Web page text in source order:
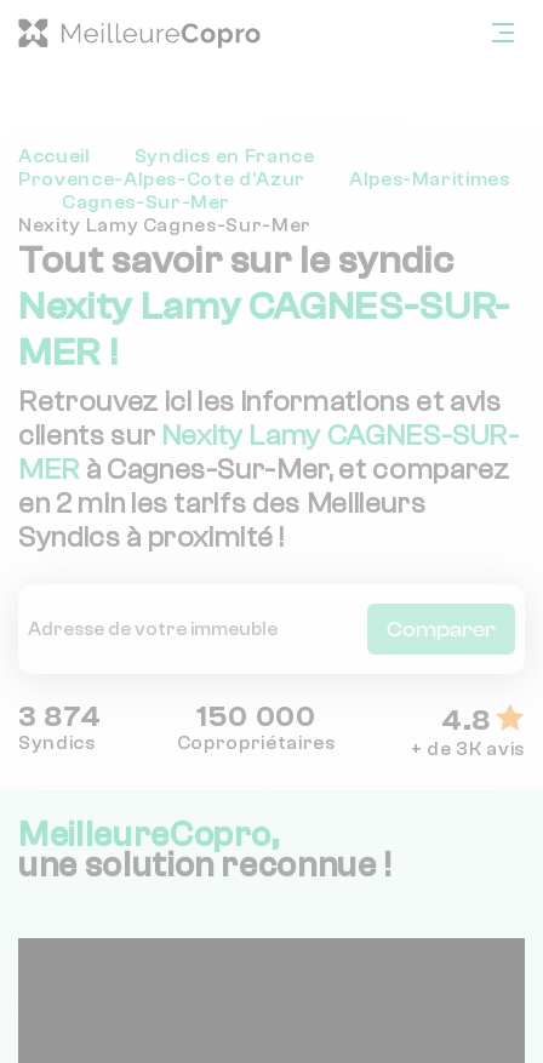
Accueil
Syndics en France
Provence-Alpes-Cote d'Azur
Alpes-Maritimes
Cagnes-Sur-Mer
Nexity Lamy Cagnes-Sur-Mer
Tout savoir sur le syndic
Nexity Lamy CAGNES-SUR-
MER !
Retrouvez ici les informations et avis
clients sur Nexity Lamy CAGNES-SUR-
MERà Cagnes-Sur-Mer, et comparez
en 2 min les tarifs des Meilleurs
Syndics à proximité !
Comparer
3 874
Syndics
150 000
Copropriétaires
4.8
+ de 3K avis
MeilleureCopro,
une solution reconnue !